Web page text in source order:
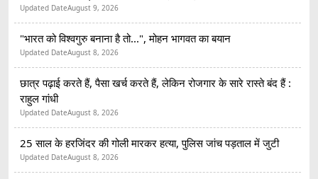
Updated DateAugust 9, 2026
"भारत को विश्वगुरु बनाना है तो...", मोहन भागवत का बयान
Updated DateAugust 8, 2026
छात्र पढ़ाई करते हैं, पैसा खर्च करते हैं, लेकिन रोजगार के सारे रास्ते बंद हैं :
राहुल गांधी
Updated DateAugust 8, 2026
25 साल के हरजिंदर की गोली मारकर हत्या, पुलिस जांच पड़ताल में जुटी
Updated DateAugust 8, 2026